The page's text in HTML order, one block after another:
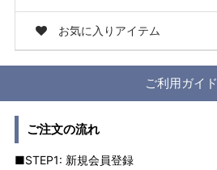
お気に入りアイテム
ご利用ガイド
ご注文の流れ
■STEP1: 新規会員登録